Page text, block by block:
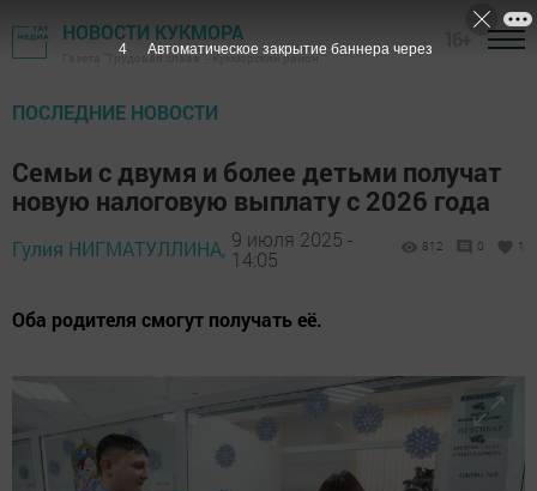
НОВОСТИ КУКМОРА
Газета "Трудовая слава" - Кукморский район
ПОСЛЕДНИЕ НОВОСТИ
Семьи с двумя и более детьми получат
новую налоговую выплату с 2026 года
Гулия НИГМАТУЛЛИНА, 9 июля 2025 -
14:05
812 0 1
Оба родителя смогут получать её.
3 Автоматическое закрытие баннера через